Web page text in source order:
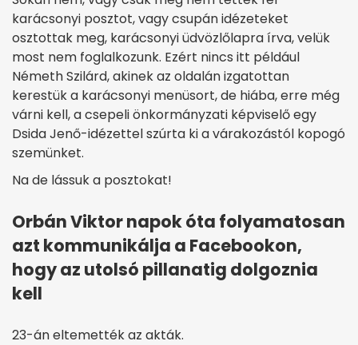
karácsonyi posztot, vagy csupán idézeteket
osztottak meg, karácsonyi üdvözlőlapra írva, velük
most nem foglalkozunk. Ezért nincs itt például
Németh Szilárd, akinek az oldalán izgatottan
kerestük a karácsonyi menüsort, de hiába, erre még
várni kell, a csepeli önkormányzati képviselő egy
Dsida Jenő-idézettel szúrta ki a várakozástól kopogó
szemünket.
Na de lássuk a posztokat!
Orbán Viktor napok óta folyamatosan
azt kommunikálja a Facebookon,
hogy az utolsó pillanatig dolgoznia
kell
23-án eltemették az akták.